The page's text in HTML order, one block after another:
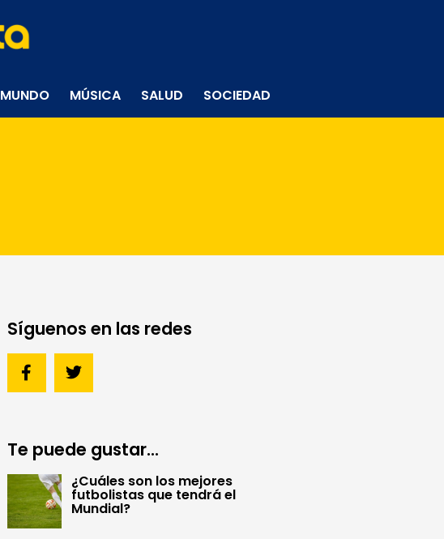
MUNDO MÚSICA SALUD SOCIEDAD
Síguenos en las redes
Te puede gustar...
¿Cuáles son los mejores
futbolistas que tendrá el
Mundial?